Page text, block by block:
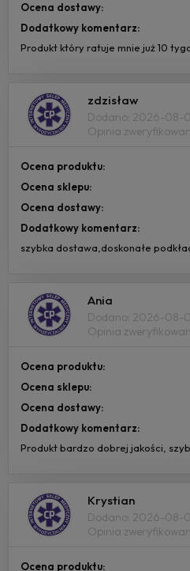
Ocena dostawy:
Dodatkowy komentarz:
Produkt który ratuje mnie już 10
zdzisław
Dodano: 2026-08-
Opinia
Ocena produktu:
Ocena sklepu:
Ocena dostawy:
Dodatkowy komentarz:
szybka dostawa,doskonałe
Ania
Dodano: 2026-08-
Opinia
Ocena produktu:
Ocena sklepu:
Ocena dostawy:
Dodatkowy komentarz:
Produkt bardzo dobrej jakości,
Krystian
Dodano: 2026-08-
Opinia
Ocena produktu: